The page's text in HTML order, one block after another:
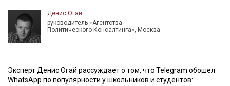
МурзилкаДенис Огай
руководитель «Агентства
Политического Консалтинга», Москва
Эксперт Денис Огай рассуждает о том, что Telegram обошел
WhatsApp по популярности у школьников и студентов: